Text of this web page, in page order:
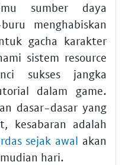
sumber daya
menghabiskan
gacha karakter
sistem resource
sukses jangka
dalam game.
dasar-dasar yang
kesabaran adalah
sejak awal akan
hari.